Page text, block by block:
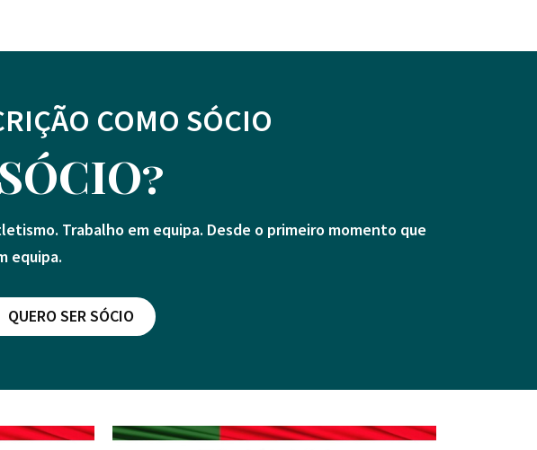
COMO SÓCIO
Trabalho em equipa. Desde o primeiro momento que
equipa.
QUERO SER SÓCIO